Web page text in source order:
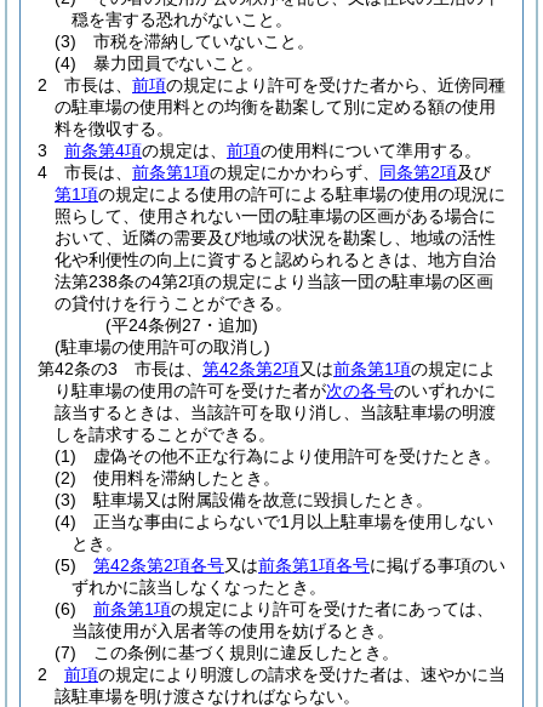
穏を害する恐れがないこと。
(3)
市税を滞納していないこと。
(4)
暴力団員でないこと。
2
市長は、 前項の規定により許可を受けた者から、近傍同種
の駐車場の使用料との均衡を勘案して別に定める額の使用
料を徴収する。
3
前条第4項の規定は、 前項の使用料について準用する。
4
市長は、 前条第1項の規定にかかわらず、 同条第2項及び
第1項の規定による使用の許可による駐車場の使用の現況に
照らして、使用されない一団の駐車場の区画がある場合に
おいて、近隣の需要及び地域の状況を勘案し、地域の活性
化や利便性の向上に資すると認められるときは、地方自治
法第238条の4第2項の規定により当該一団の駐車場の区画
の貸付けを行うことができる。
(平24条例27・追加)
(駐車場の使用許可の取消し)
第42条の3
市長は、 第42条第2項又は前条第1項の規定によ
り駐車場の使用の許可を受けた者が次の各号のいずれかに
該当するときは、当該許可を取り消し、当該駐車場の明渡
しを請求することができる。
(1)
虚偽その他不正な行為により使用許可を受けたとき。
(2)
使用料を滞納したとき。
(3)
駐車場又は附属設備を故意に毀損したとき。
(4)
正当な事由によらないで1月以上駐車場を使用しない
とき。
(5)
第42条第2項各号又は前条第1項各号に掲げる事項のい
ずれかに該当しなくなったとき。
(6)
前条第1項の規定により許可を受けた者にあっては、
当該使用が入居者等の使用を妨げるとき。
(7)
この条例に基づく規則に違反したとき。
2
前項の規定により明渡しの請求を受けた者は、速やかに当
該駐車場を明け渡さなければならない。